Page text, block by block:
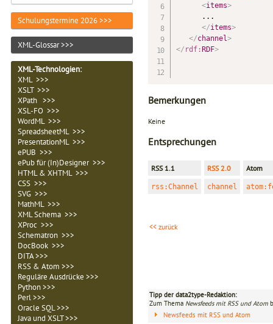
Schulungstermine 2026 >>>
XML-Glossar >>>
XML-Technologien:
XML >>>
XSLT >>>
XPath >>>
XSL-FO >>>
WordML >>>
SpreadsheetML >>>
PresentationML >>>
ePUB >>>
ePub für (In)Designer >>>
HTML & XHTML >>>
CSS >>>
SVG >>>
MathML >>>
XML Schema >>>
XProc >>>
Schematron >>>
DocBook >>>
DITA >>>
RSS & Atom >>>
Reguläre Ausdrücke >>>
Python >>>
Perl >>>
Oracle SQL >>>
Java und XSLT >>>
<items>
      ...
</items>
</channel>
</ rdf: RDF>
Bemerkungen
Keine
Entsprechungen
RSS 1.1 RSS 2.0 Atom
rss:Channel channel
<< zurück
Tipp der data2type-Redaktion:
Zum Thema Newsfeeds mit RSS und Atom
Newsfeeds mit RSS und Atom